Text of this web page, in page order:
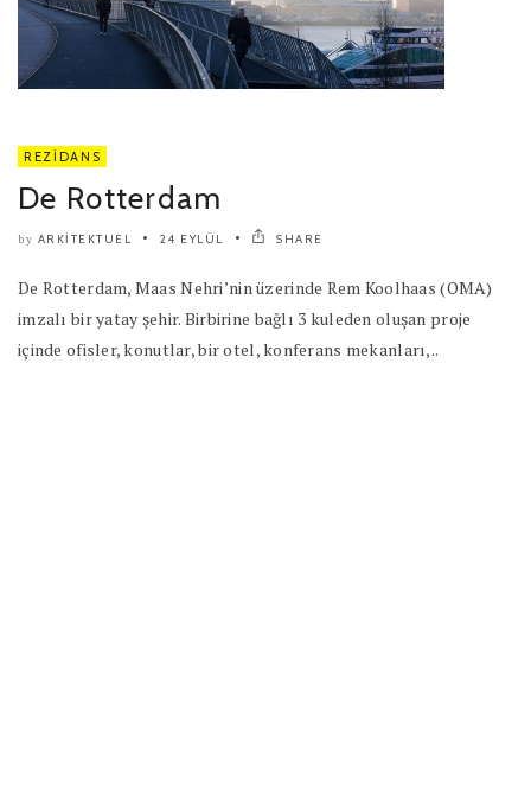
REZIDANS
De Rotterdam
by ARKITEKTUEL 24 EYLÜL SHARE
De Rotterdam, Maas Nehri’nin üzerinde Rem Koolhaas (OMA)
imzalı bir yatay şehir. Birbirine bağlı 3 kuleden oluşan proje
içinde ofisler, konutlar, bir otel, konferans mekanları,..